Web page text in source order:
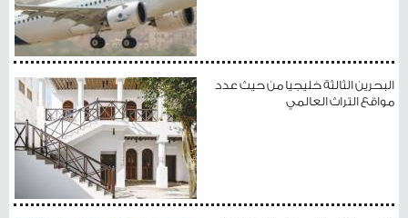
البحرين الثالثة خليجيا من حيث عدد
مواقع التراث العالمي